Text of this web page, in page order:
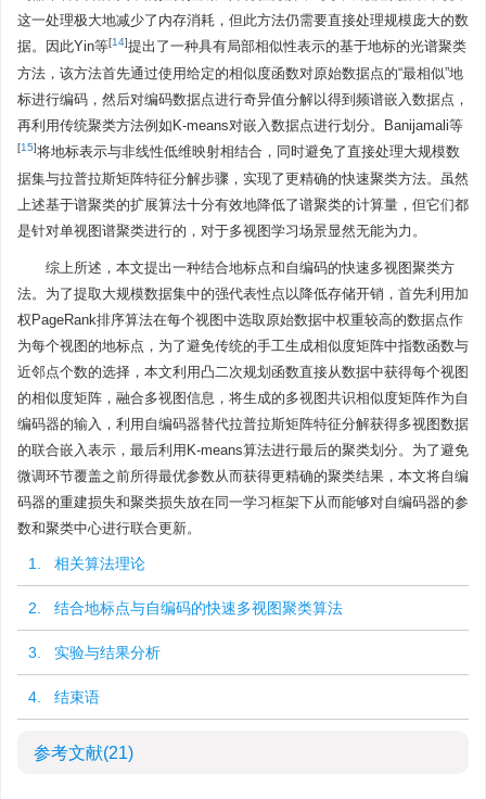
这一处理极大地减少了内存消耗，但此方法仍需要直接处理规模庞大的数
据。因此Yin等[14]提出了一种具有局部相似性表示的基于地标的光谱聚类
方法，该方法首先通过使用给定的相似度函数对原始数据点的“最相似”地
标进行编码，然后对编码数据点进行奇异值分解以得到频谱嵌入数据点，
再利用传统聚类方法例如K-means对嵌入数据点进行划分。Banijamali等
[15]将地标表示与非线性低维映射相结合，同时避免了直接处理大规模数
据集与拉普拉斯矩阵特征分解步骤，实现了更精确的快速聚类方法。虽然
上述基于谱聚类的扩展算法十分有效地降低了谱聚类的计算量，但它们都
是针对单视图谱聚类进行的，对于多视图学习场景显然无能为力。
综上所述，本文提出一种结合地标点和自编码的快速多视图聚类方
法。为了提取大规模数据集中的强代表性点以降低存储开销，首先利用加
权PageRank排序算法在每个视图中选取原始数据中权重较高的数据点作
为每个视图的地标点，为了避免传统的手工生成相似度矩阵中指数函数与
近邻点个数的选择，本文利用凸二次规划函数直接从数据中获得每个视图
的相似度矩阵，融合多视图信息，将生成的多视图共识相似度矩阵作为自
编码器的输入，利用自编码器替代拉普拉斯矩阵特征分解获得多视图数据
的联合嵌入表示，最后利用K-means算法进行最后的聚类划分。为了避免
微调环节覆盖之前所得最优参数从而获得更精确的聚类结果，本文将自编
码器的重建损失和聚类损失放在同一学习框架下从而能够对自编码器的参
数和聚类中心进行联合更新。
1. 相关算法理论
2. 结合地标点与自编码的快速多视图聚类算法
3. 实验与结果分析
4. 结束语
参考文献(21)